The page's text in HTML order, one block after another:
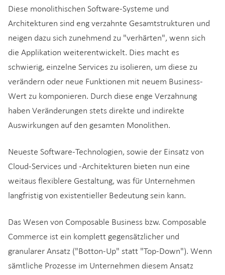
Diese monolithischen Software-Systeme und
Architekturen sind eng verzahnte Gesamtstrukturen und
neigen dazu sich zunehmend zu "verhärten", wenn sich
die Applikation weiterentwickelt. Dies macht es
schwierig, einzelne Services zu isolieren, um diese zu
verändern oder neue Funktionen mit neuem Business-
Wert zu komponieren. Durch diese enge Verzahnung
haben Veränderungen stets direkte und indirekte
Auswirkungen auf den gesamten Monolithen.
Neueste Software-Technologien, sowie der Einsatz von
Cloud-Services und -Architekturen bieten nun eine
weitaus flexiblere Gestaltung, was für Unternehmen
langfristig von existentieller Bedeutung sein kann.
Das Wesen von Composable Business bzw. Composable
Commerce ist ein komplett gegensätzlicher und
granularer Ansatz ("Botton-Up" statt "Top-Down"). Wenn
sämtliche Prozesse im Unternehmen diesem Ansatz